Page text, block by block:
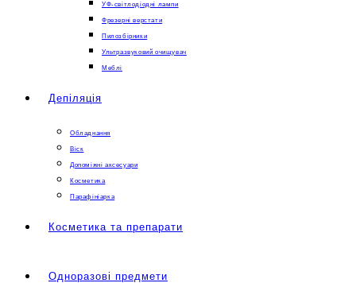
УФ-світлодіодні лампи
Фрезерні верстати
Пилозбірники
Ультразвуковий очищувач
Меблі
Депіляція
Обладнання
Віск
Допоміжні аксесуари
Косметика
Парафініарка
Косметика та препарати
Одноразові предмети